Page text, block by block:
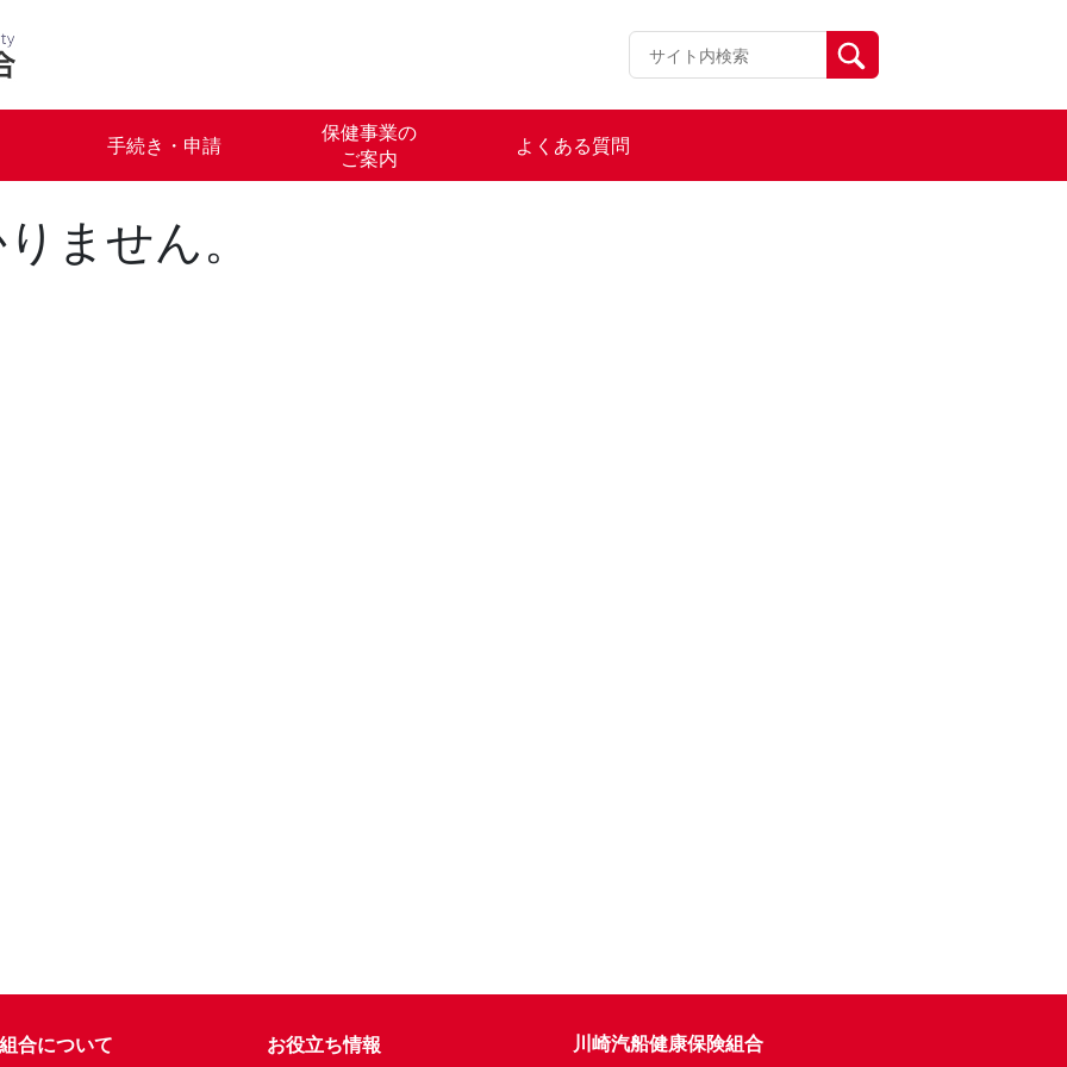
手続き・申請
保健事業の
ご案内
よくある質問
ません。
合について お役立ち情報 川崎汽船健康保険組合